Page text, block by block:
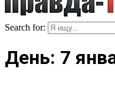
Search for:
День: 7